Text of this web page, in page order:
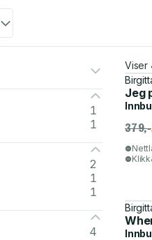
1
1
2
1
1
4
Viser
Jeg
379,-